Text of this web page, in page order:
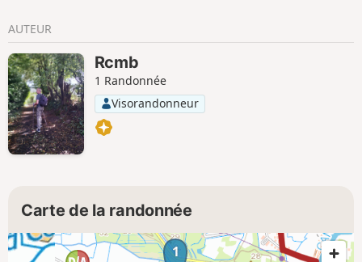
AUTEUR
Rcmb
1 Randonnée
Visorandonneur
Carte de la randonnée
1